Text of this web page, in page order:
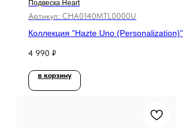
Подвеска Heart
Артикул: CHA0140MTL0000U
Коллекция "Hazte Uno (Personalization)"
4 990 ₽
в корзину